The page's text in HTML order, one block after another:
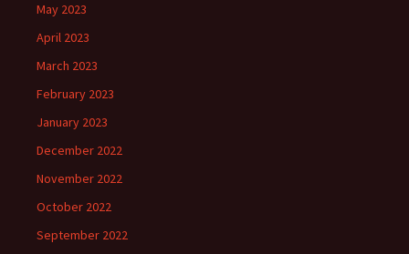
May 2023
April 2023
March 2023
February 2023
January 2023
December 2022
November 2022
October 2022
September 2022